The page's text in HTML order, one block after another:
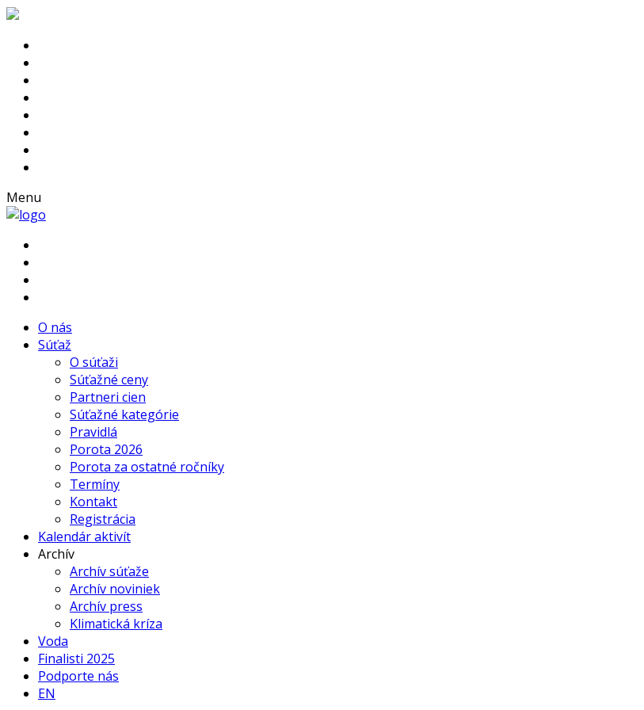
Menu
O nás
Súťaž
O súťaži
Súťažné ceny
Partneri cien
Súťažné kategórie
Pravidlá
Porota 2026
Porota za ostatné ročníky
Termíny
Kontakt
Registrácia
Kalendár aktivít
Archív
Archív súťaže
Archív noviniek
Archív press
Klimatická kríza
Voda
Finalisti 2025
Podporte nás
EN